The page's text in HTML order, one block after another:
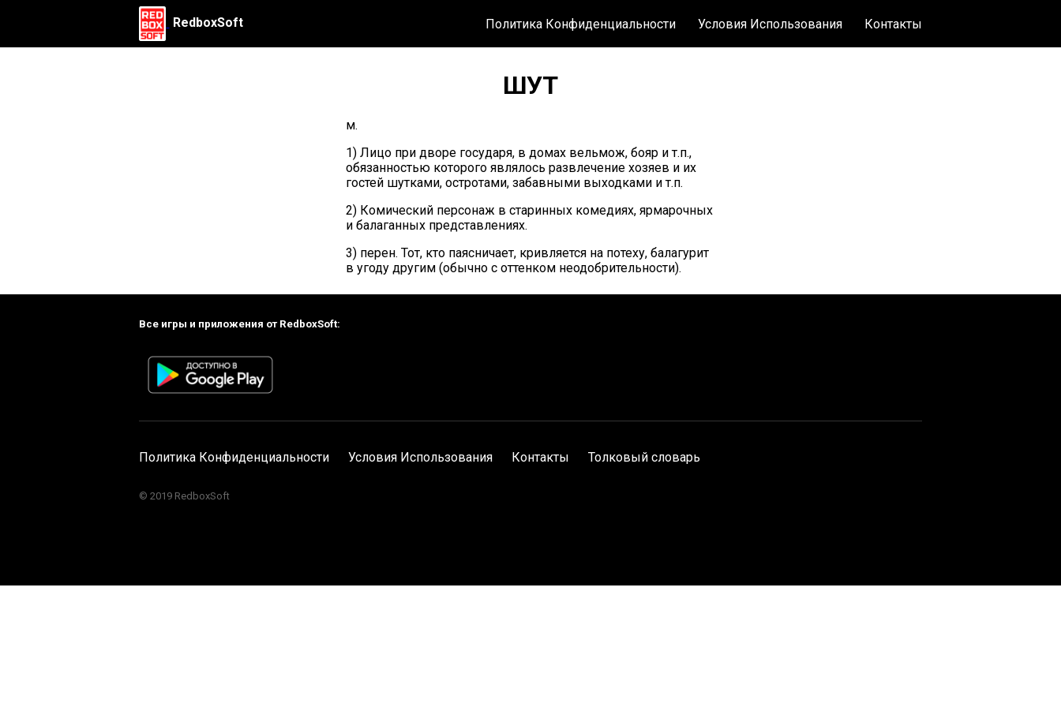
RedboxSoft Политика Конфиденциальности Условия Использования Контакты
ШУТ
м.
1) Лицо при дворе государя, в домах вельмож, бояр и т.п.,
обязанностью которого являлось развлечение хозяев и их
гостей шутками, остротами, забавными выходками и т.п.
2) Комический персонаж в старинных комедиях, ярмарочных
и балаганных представлениях.
3) перен. Тот, кто паясничает, кривляется на потеху, балагурит
в угоду другим (обычно с оттенком неодобрительности).
Все игры и приложения от RedboxSoft:
Политика Конфиденциальности Условия Использования Контакты Толковый словарь
© 2019 RedboxSoft